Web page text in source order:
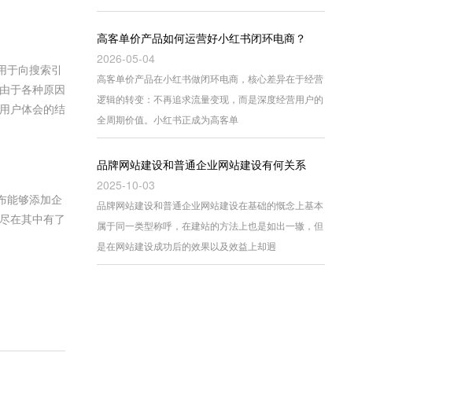
于向搜索引
于各种原因
户体会的结
能够添加企
在其中有了
高客单价产品如何运营好小红书闭环电商？
2026-05-04
高客单价产品在小红书做闭环电商，核心差异在于经营
逻辑的转变：不再追求流量变现，而是深度经营用户的
全周期价值。小红书正成为高客单
品牌网站建设和普通企业网站建设有何关系
2025-10-03
品牌网站建设和普通企业网站建设在基础的慨念上基本
属于同一类型称呼，在建站的方法上也是如出一辙，但
是在网站建设成功后的效果以及效益上却迥